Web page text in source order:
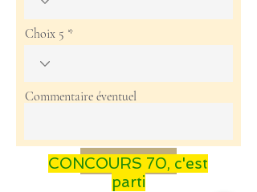
Choix 5
Commentaire éventuel
Envoyer
CONCOURS 70, c'est
parti